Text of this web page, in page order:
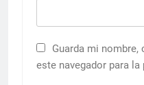
Guarda mi
este navegador para